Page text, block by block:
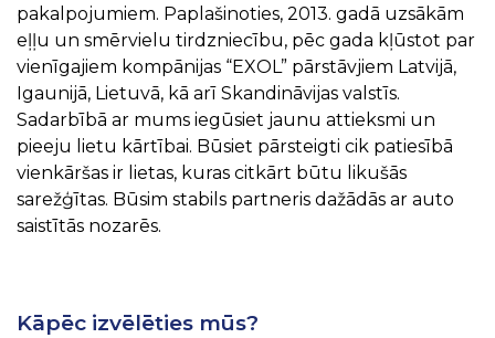
pakalpojumiem. Paplašinoties, 2013. gadā uzsākām
eļļu un smērvielu tirdzniecību, pēc gada kļūstot par
vienīgajiem kompānijas “EXOL” pārstāvjiem Latvijā,
Igaunijā, Lietuvā, kā arī Skandināvijas valstīs.
Sadarbībā ar mums iegūsiet jaunu attieksmi un
pieeju lietu kārtībai. Būsiet pārsteigti cik patiesībā
vienkāršas ir lietas, kuras citkārt būtu likušās
sarežģītas. Būsim stabils partneris dažādās ar auto
saistītās nozarēs.
Kāpēc izvēlēties mūs?